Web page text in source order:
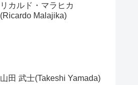
リカルド・マラヒカ
(Ricardo Malajika)
山田 武士(Takeshi Yamada)